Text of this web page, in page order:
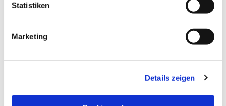
Statistiken
Marketing
Details zeigen